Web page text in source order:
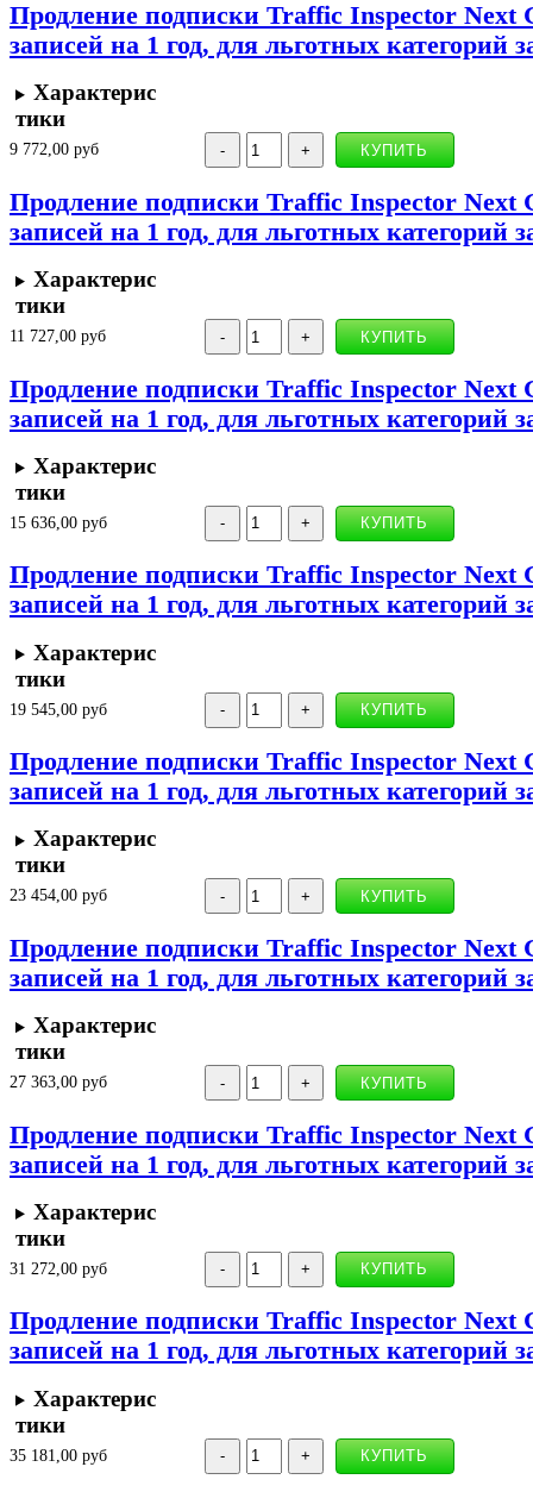
Продление подписки Traffic Inspector Next
записей на 1 год, для льготных категорий
Характерис
тики
9 772,00 руб
Продление подписки Traffic Inspector Next
записей на 1 год, для льготных категорий
Характерис
тики
11 727,00 руб
Продление подписки Traffic Inspector Next
записей на 1 год, для льготных категорий
Характерис
тики
15 636,00 руб
Продление подписки Traffic Inspector Next
записей на 1 год, для льготных категорий
Характерис
тики
19 545,00 руб
Продление подписки Traffic Inspector Next
записей на 1 год, для льготных категорий
Характерис
тики
23 454,00 руб
Продление подписки Traffic Inspector Next
записей на 1 год, для льготных категорий
Характерис
тики
27 363,00 руб
Продление подписки Traffic Inspector Next
записей на 1 год, для льготных категорий
Характерис
тики
31 272,00 руб
Продление подписки Traffic Inspector Next
записей на 1 год, для льготных категорий
Характерис
тики
35 181,00 руб